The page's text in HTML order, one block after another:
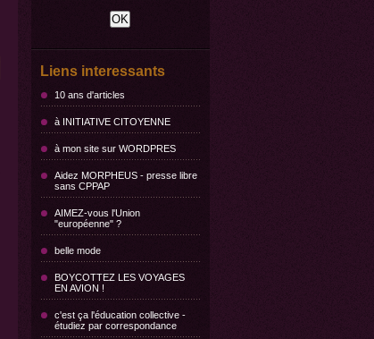
Liens interessants
10 ans d'articles
à INITIATIVE CITOYENNE
à mon site sur WORDPRES
Aidez MORPHEUS - presse libre
sans CPPAP
AIMEZ-vous l'Union
"européenne" ?
belle mode
BOYCOTTEZ LES VOYAGES
EN AVION !
c'est ça l'éducation collective -
étudiez par correspondance